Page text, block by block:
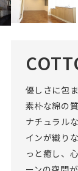
優しさに包
素朴な綿の
ナチュラル
インが織り
っと癒し、